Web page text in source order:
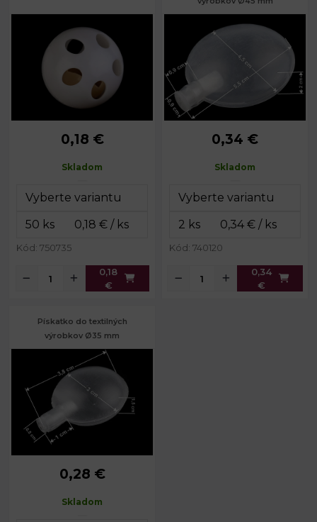
Priemer: 28 mm
0,18 €
Skladom
Kód: 750735
0,18
€
Priemer:
45 mm
0,34 €
Skladom
Kód: 740120
0,34
€
Pískatko do textilných
výrobkov Ø35 mm
Priemer:
35 mm
0,28 €
Skladom